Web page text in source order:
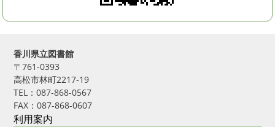
香川県立図書館
〒761-0393
高松市林町2217-19
TEL：087-868-0567
FAX：087-868-0607
利用案内